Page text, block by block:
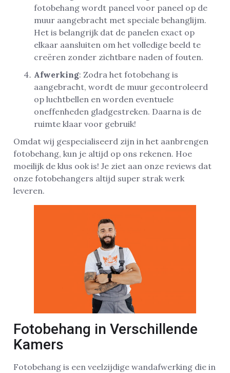
fotobehang wordt paneel voor paneel op de
muur aangebracht met speciale behanglijm.
Het is belangrijk dat de panelen exact op
elkaar aansluiten om het volledige beeld te
creëren zonder zichtbare naden of fouten.
Afwerking: Zodra het fotobehang is
aangebracht, wordt de muur gecontroleerd
op luchtbellen en worden eventuele
oneffenheden gladgestreken. Daarna is de
ruimte klaar voor gebruik!
Omdat wij gespecialiseerd zijn in het aanbrengen
fotobehang, kun je altijd op ons rekenen. Hoe
moeilijk de klus ook is! Je ziet aan onze reviews dat
onze fotobehangers altijd super strak werk
leveren.
Fotobehang in Verschillende
Kamers
Fotobehang is een veelzijdige wandafwerking die in